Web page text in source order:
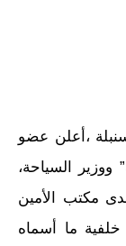
،أعلن عضو
ووزير السياحة،
مكتب الأمين
خلفية ما أسماه